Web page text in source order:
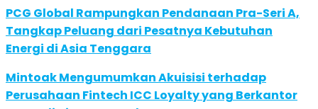
PCG Global Rampungkan Pendanaan Pra-Seri A,
Tangkap Peluang dari Pesatnya Kebutuhan
Energi di Asia Tenggara
Mintoak Mengumumkan Akuisisi terhadap
Perusahaan Fintech ICC Loyalty yang Berkantor